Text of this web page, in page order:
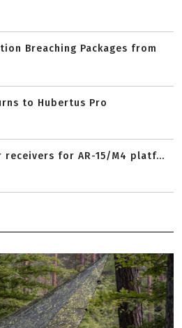
Breaching Packages from
to Hubertus Pro
receivers for AR-15/M4 platf...